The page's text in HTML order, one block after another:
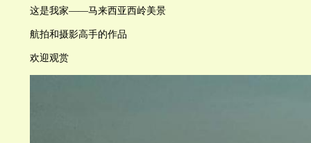
这是我家——马来西亚西岭美景
航拍和摄影高手的作品
欢迎观赏